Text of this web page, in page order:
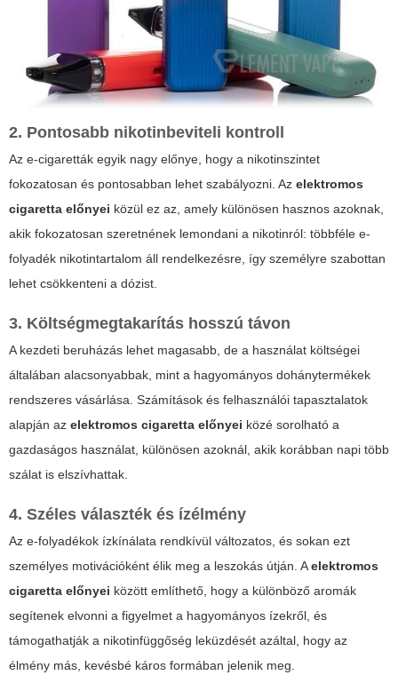
2. Pontosabb nikotinbeviteli kontroll
Az e-cigaretták egyik nagy előnye, hogy a nikotinszintet
fokozatosan és pontosabban lehet szabályozni. Az elektromos
cigaretta előnyei közül ez az, amely különösen hasznos azoknak,
akik fokozatosan szeretnének lemondani a nikotinról: többféle e-
folyadék nikotintartalom áll rendelkezésre, így személyre szabottan
lehet csökkenteni a dózist.
3. Költségmegtakarítás hosszú távon
A kezdeti beruházás lehet magasabb, de a használat költségei
általában alacsonyabbak, mint a hagyományos dohánytermékek
rendszeres vásárlása. Számítások és felhasználói tapasztalatok
alapján az elektromos cigaretta előnyei közé sorolható a
gazdaságos használat, különösen azoknál, akik korábban napi több
szálat is elszívhattak.
4. Széles választék és ízélmény
Az e-folyadékok ízkínálata rendkívül változatos, és sokan ezt
személyes motivációként élik meg a leszokás útján. Aelektromos
cigaretta előnyei között említhető, hogy a különböző aromák
segítenek elvonni a figyelmet a hagyományos ízekről, és
támogathatják a nikotinfüggőség leküzdését azáltal, hogy az
élmény más, kevésbé káros formában jelenik meg.